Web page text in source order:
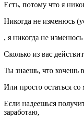
Есть, потому что я
Никогда не изменюсь
, я никогда не
Сколько из вас
Ты знаешь, что хочешь
Или просто остаться
Если надеешься
заработаю,